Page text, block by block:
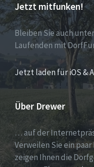
Jetzt mitfunken!
Bleiben Sie auch
Laufenden mit
Jetzt laden für iOS &
Über Drewer
… auf der
Verweilen Sie ein
zeigen Ihnen die